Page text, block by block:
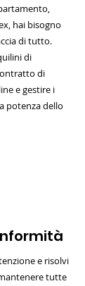
hai bisogno
di tutto.
di
di
e gestire i
potenza dello
e risolvi
tutte